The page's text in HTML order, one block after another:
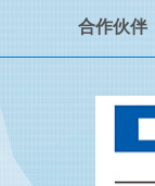
合作伙伴